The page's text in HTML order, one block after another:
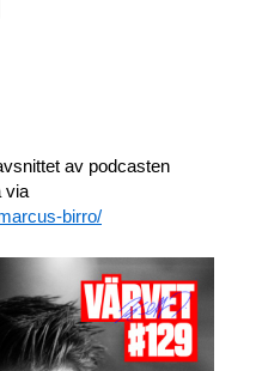
av podcasten
via
birro/